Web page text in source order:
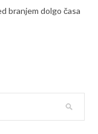
branjem dolgo časa